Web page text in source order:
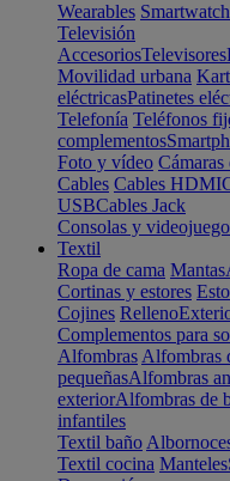
Wearables
Televisión
AccesoriosTelevisores
Movilidad urbana
eléctricasPatinetes
Telefonía Teléfonos
complementos
Foto y vídeo Cámaras
Cables Cables HDMI
USBCables Jack
Consolas y
Textil
Ropa de cama Mantas
Cortinas y estores
Cojines Relleno
Complementos para
Alfombras Alfombras
pequeñasAlfombras
exteriorAlfombras de
infantiles
Textil baño
Textil cocina Manteles